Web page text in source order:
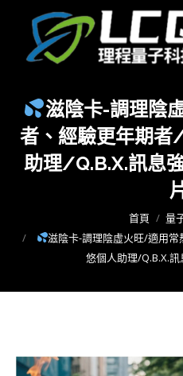
滋陰卡-調理陰
者、經驗更年期
助理/Q.B.X.訊息
首頁
量
滋陰卡-調理陰虛火旺/適用
悠個人助理/Q.B.X.